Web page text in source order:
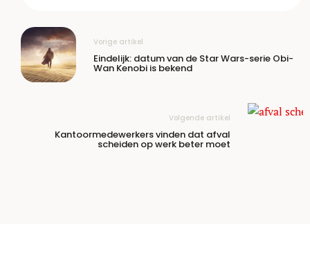
Vorige artikel
Eindelijk: datum van de Star Wars-serie Obi-
Wan Kenobi is bekend
Volgende artikel
Kantoormedewerkers vinden dat afval
scheiden op werk beter moet